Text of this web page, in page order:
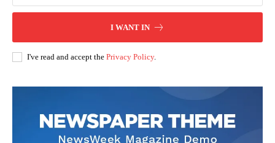
I WANT IN
I've read and accept the Privacy Policy.